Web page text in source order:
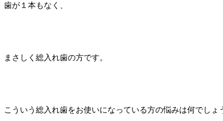
歯が１本もなく、
まさしく総入れ歯の方です。
こういう総入れ歯をお使いになっている方の悩みは何でしょ